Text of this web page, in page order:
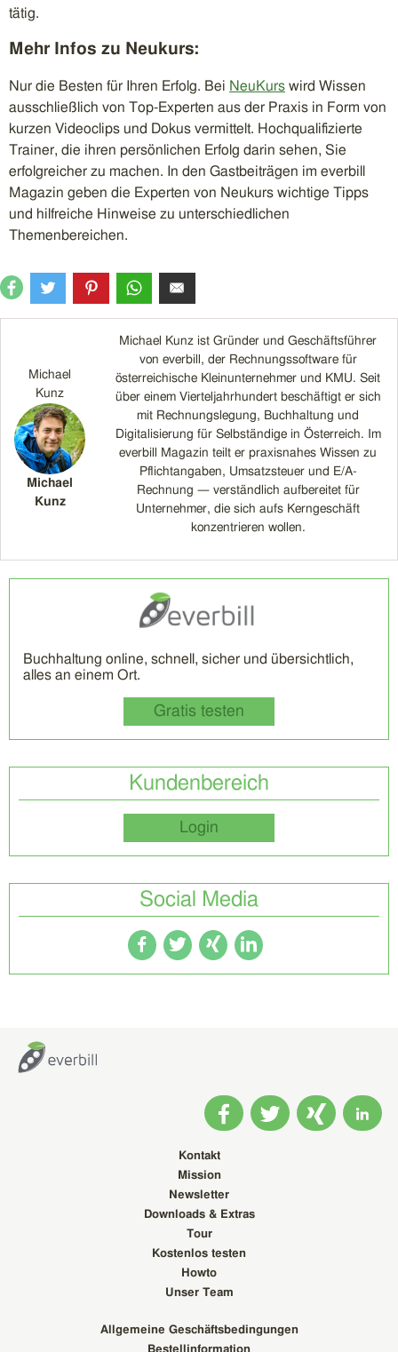
tätig.
Mehr Infos zu Neukurs:
Nur die Besten für Ihren Erfolg. Bei NeuKurs wird Wissen
ausschließlich von Top-Experten aus der Praxis in Form von
kurzen Videoclips und Dokus vermittelt. Hochqualifizierte
Trainer, die ihren persönlichen Erfolg darin sehen, Sie
erfolgreicher zu machen. In den Gastbeiträgen im everbill
Magazin geben die Experten von Neukurs wichtige Tipps
und hilfreiche Hinweise zu unterschiedlichen
Themenbereichen.
Michael
Kunz
Michael
Kunz
Michael Kunz ist Gründer und Geschäftsführer
von everbill, der Rechnungssoftware für
österreichische Kleinunternehmer und KMU. Seit
über einem Vierteljahrhundert beschäftigt er sich
mit Rechnungslegung, Buchhaltung und
Digitalisierung für Selbständige in Österreich. Im
everbill Magazin teilt er praxisnahes Wissen zu
Pflichtangaben, Umsatzsteuer und E/A-
Rechnung — verständlich aufbereitet für
Unternehmer, die sich aufs Kerngeschäft
konzentrieren wollen.
Buchhaltung online, schnell, sicher und übersichtlich,
alles an einem Ort.
Gratis testen
Kundenbereich
Login
Social Media
Kontakt
Mission
Newsletter
Downloads & Extras
Tour
Kostenlos testen
Howto
Unser Team
Allgemeine Geschäftsbedingungen